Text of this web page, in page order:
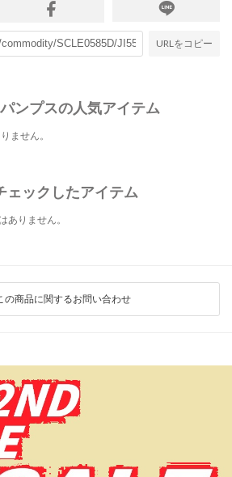
URLをコピー
ンプスの人気アイテム
ません。
ェックしたアイテム
ありません。
の商品に関するお問い合わせ